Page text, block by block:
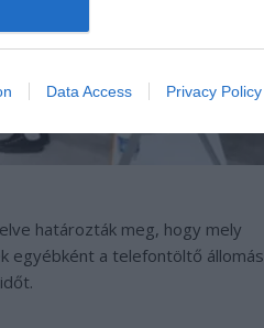
Data Access Privacy Policy
határozták meg, hogy mely
egyébként a telefontöltő állomás